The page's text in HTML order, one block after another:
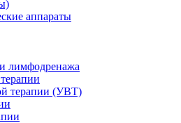
аппараты
лимфодренажа
терапии (УВТ)